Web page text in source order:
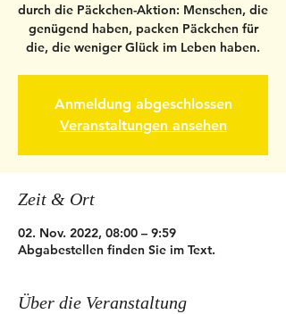
durch die Päckchen-Aktion: Menschen, die
genügend haben, packen Päckchen für
die, die weniger Glück im Leben haben.
Anmeldung abgeschlossen
Veranstaltungen ansehen
Zeit & Ort
02. Nov. 2022, 08:00 – 9:59
Abgabestellen finden Sie im Text.
Über die Veranstaltung